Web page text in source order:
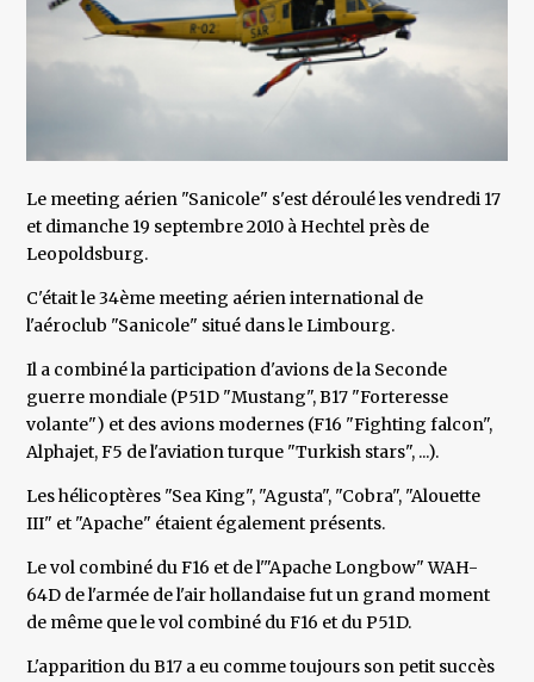
Le meeting aérien "Sanicole" s'est déroulé les vendredi 17
et dimanche 19 septembre 2010 à Hechtel près de
Leopoldsburg.
C'était le 34ème meeting aérien international de
l'aéroclub "Sanicole" situé dans le Limbourg.
Il a combiné la participation d'avions de la Seconde
guerre mondiale (P51D "Mustang", B17 "Forteresse
volante") et des avions modernes (F16 "Fighting falcon",
Alphajet, F5 de l'aviation turque "Turkish stars", ...).
Les hélicoptères "Sea King", "Agusta", "Cobra", "Alouette
III" et "Apache" étaient également présents.
Le vol combiné du F16 et de l'"Apache Longbow" WAH-
64D de l'armée de l'air hollandaise fut un grand moment
de même que le vol combiné du F16 et du P51D.
L'apparition du B17 a eu comme toujours son petit succès